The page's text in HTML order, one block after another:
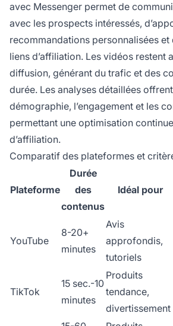
avec Messenger permet de
avec les prospects intéressés,
recommandations personnalisées
liens d’affiliation. Les vidéos restent
diffusion, générant du trafic et des
durée. Les analyses détaillées
démographie, l’engagement et les
permettant une optimisation
d’affiliation.
Comparatif des plateformes et
Plateforme
Durée
des
contenus
Idéal pour
YouTube
8-20+
minutes
Avis
approfondis,
tutoriels
TikTok
15 sec.-10
minutes
Produits
tendance,
divertissement